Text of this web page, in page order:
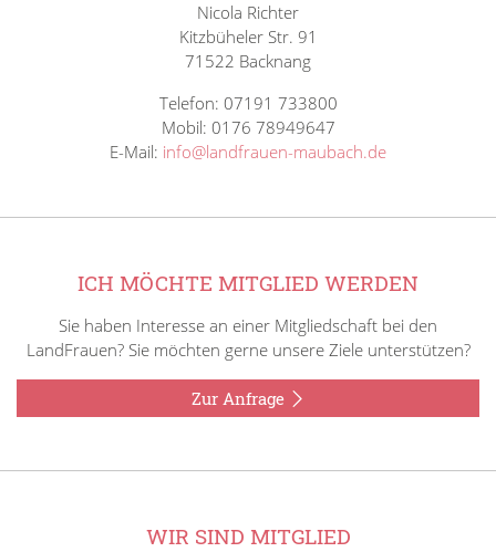
Nicola Richter
Kitzbüheler Str. 91
71522 Backnang
Telefon: 07191 733800
Mobil: 0176 78949647
E-Mail: info@landfrauen-maubach.de
ICH MÖCHTE MITGLIED WERDEN
Sie haben Interesse an einer Mitgliedschaft bei den
LandFrauen? Sie möchten gerne unsere Ziele unterstützen?
Zur Anfrage
WIR SIND MITGLIED